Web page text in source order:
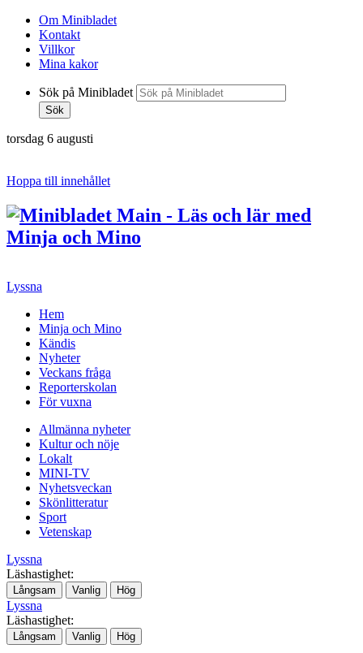
Om Minibladet
Kontakt
Villkor
Mina kakor
Sök på Minibladet
Sök
torsdag 6 augusti
Hoppa till innehållet
Lyssna
Hem
Minja och Mino
Kändis
Nyheter
Veckans fråga
Reporterskolan
För vuxna
Allmänna nyheter
Kultur och nöje
Lokalt
MINI-TV
Nyhetsveckan
Skönlitteratur
Sport
Vetenskap
Lyssna
Läshastighet:
Långsam Vanlig Hög
Lyssna
Läshastighet:
Långsam Vanlig Hög